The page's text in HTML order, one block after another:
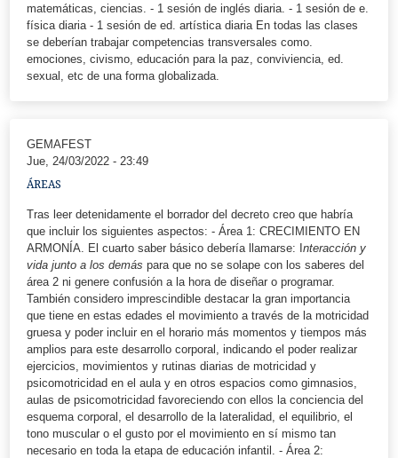
matemáticas, ciencias. - 1 sesión de inglés diaria. - 1 sesión de e.
física diaria - 1 sesión de ed. artística diaria En todas las clases
se deberían trabajar competencias transversales como.
emociones, civismo, educación para la paz, conviviencia, ed.
sexual, etc de una forma globalizada.
GEMAFEST
Jue, 24/03/2022 - 23:49
ÁREAS
Tras leer detenidamente el borrador del decreto creo que habría
que incluir los siguientes aspectos: - Área 1: CRECIMIENTO EN
ARMONÍA. El cuarto saber básico debería llamarse: Interacción y
vida junto a los demás para que no se solape con los saberes del
área 2 ni genere confusión a la hora de diseñar o programar.
También considero imprescindible destacar la gran importancia
que tiene en estas edades el movimiento a través de la motricidad
gruesa y poder incluir en el horario más momentos y tiempos más
amplios para este desarrollo corporal, indicando el poder realizar
ejercicios, movimientos y rutinas diarias de motricidad y
psicomotricidad en el aula y en otros espacios como gimnasios,
aulas de psicomotricidad favoreciendo con ellos la conciencia del
esquema corporal, el desarrollo de la lateralidad, el equilibrio, el
tono muscular o el gusto por el movimiento en sí mismo tan
necesario en toda la etapa de educación infantil. - Área 2: